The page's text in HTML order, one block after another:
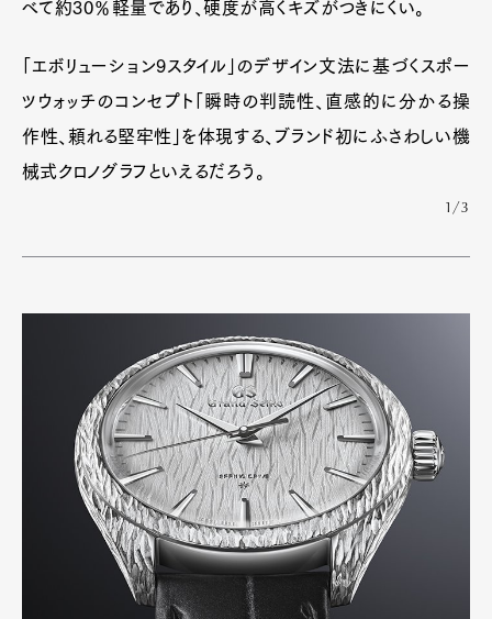
べて約30％軽量であり、硬度が高くキズがつきにくい。
「エボリューション9スタイル」のデザイン文法に基づくスポー
ツウォッチのコンセプト「瞬時の判読性、直感的に分かる操
作性、頼れる堅牢性」を体現する、ブランド初にふさわしい機
械式クロノグラフといえるだろう。
1/3